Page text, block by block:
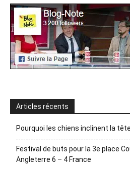
Articles récents
Pourquoi les chiens inclinent la tête
Festival de buts pour la 3e place
Angleterre 6 – 4 France